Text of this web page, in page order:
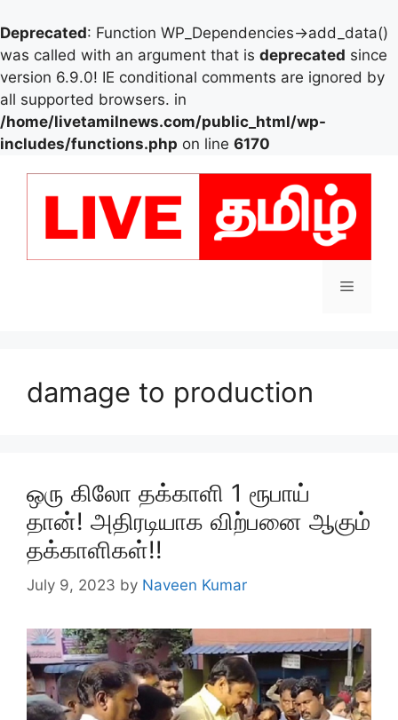
Deprecated: Function WP_Dependencies->add_data()
was called with an argument that is deprecated since
version 6.9.0! IE conditional comments are ignored by
all supported browsers. in
/home/livetamilnews.com/public_html/wp-
includes/functions.php on line 6170
Menu
damage to production
ஒரு கிலோ தக்காளி 1 ரூபாய்
தான்! அதிரடியாக விற்பனை ஆகும்
தக்காளிகள்!!
July 9, 2023 by Naveen Kumar